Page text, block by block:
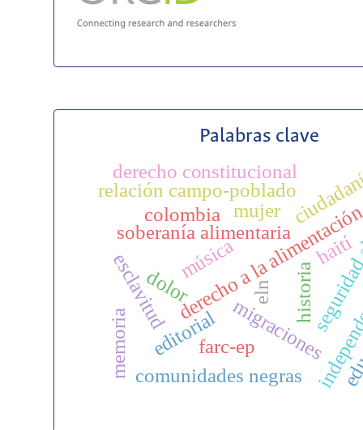
Palabras clave
editorial
derecho a la
soberanía alimentaria
migraciones
haití
esclavitud
comunidades negras
relación campo-poblado
colombia
música
eln
farc-ep
historia
memoria
derecho constitucional
mujer
dolor